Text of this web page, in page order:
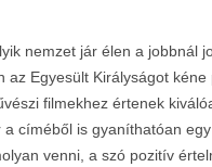
nemzet jár élen a jobbnál
az Egyesült Királyságot
filmekhez értenek
címéből is gyaníthatóan
venni, a szó pozitív